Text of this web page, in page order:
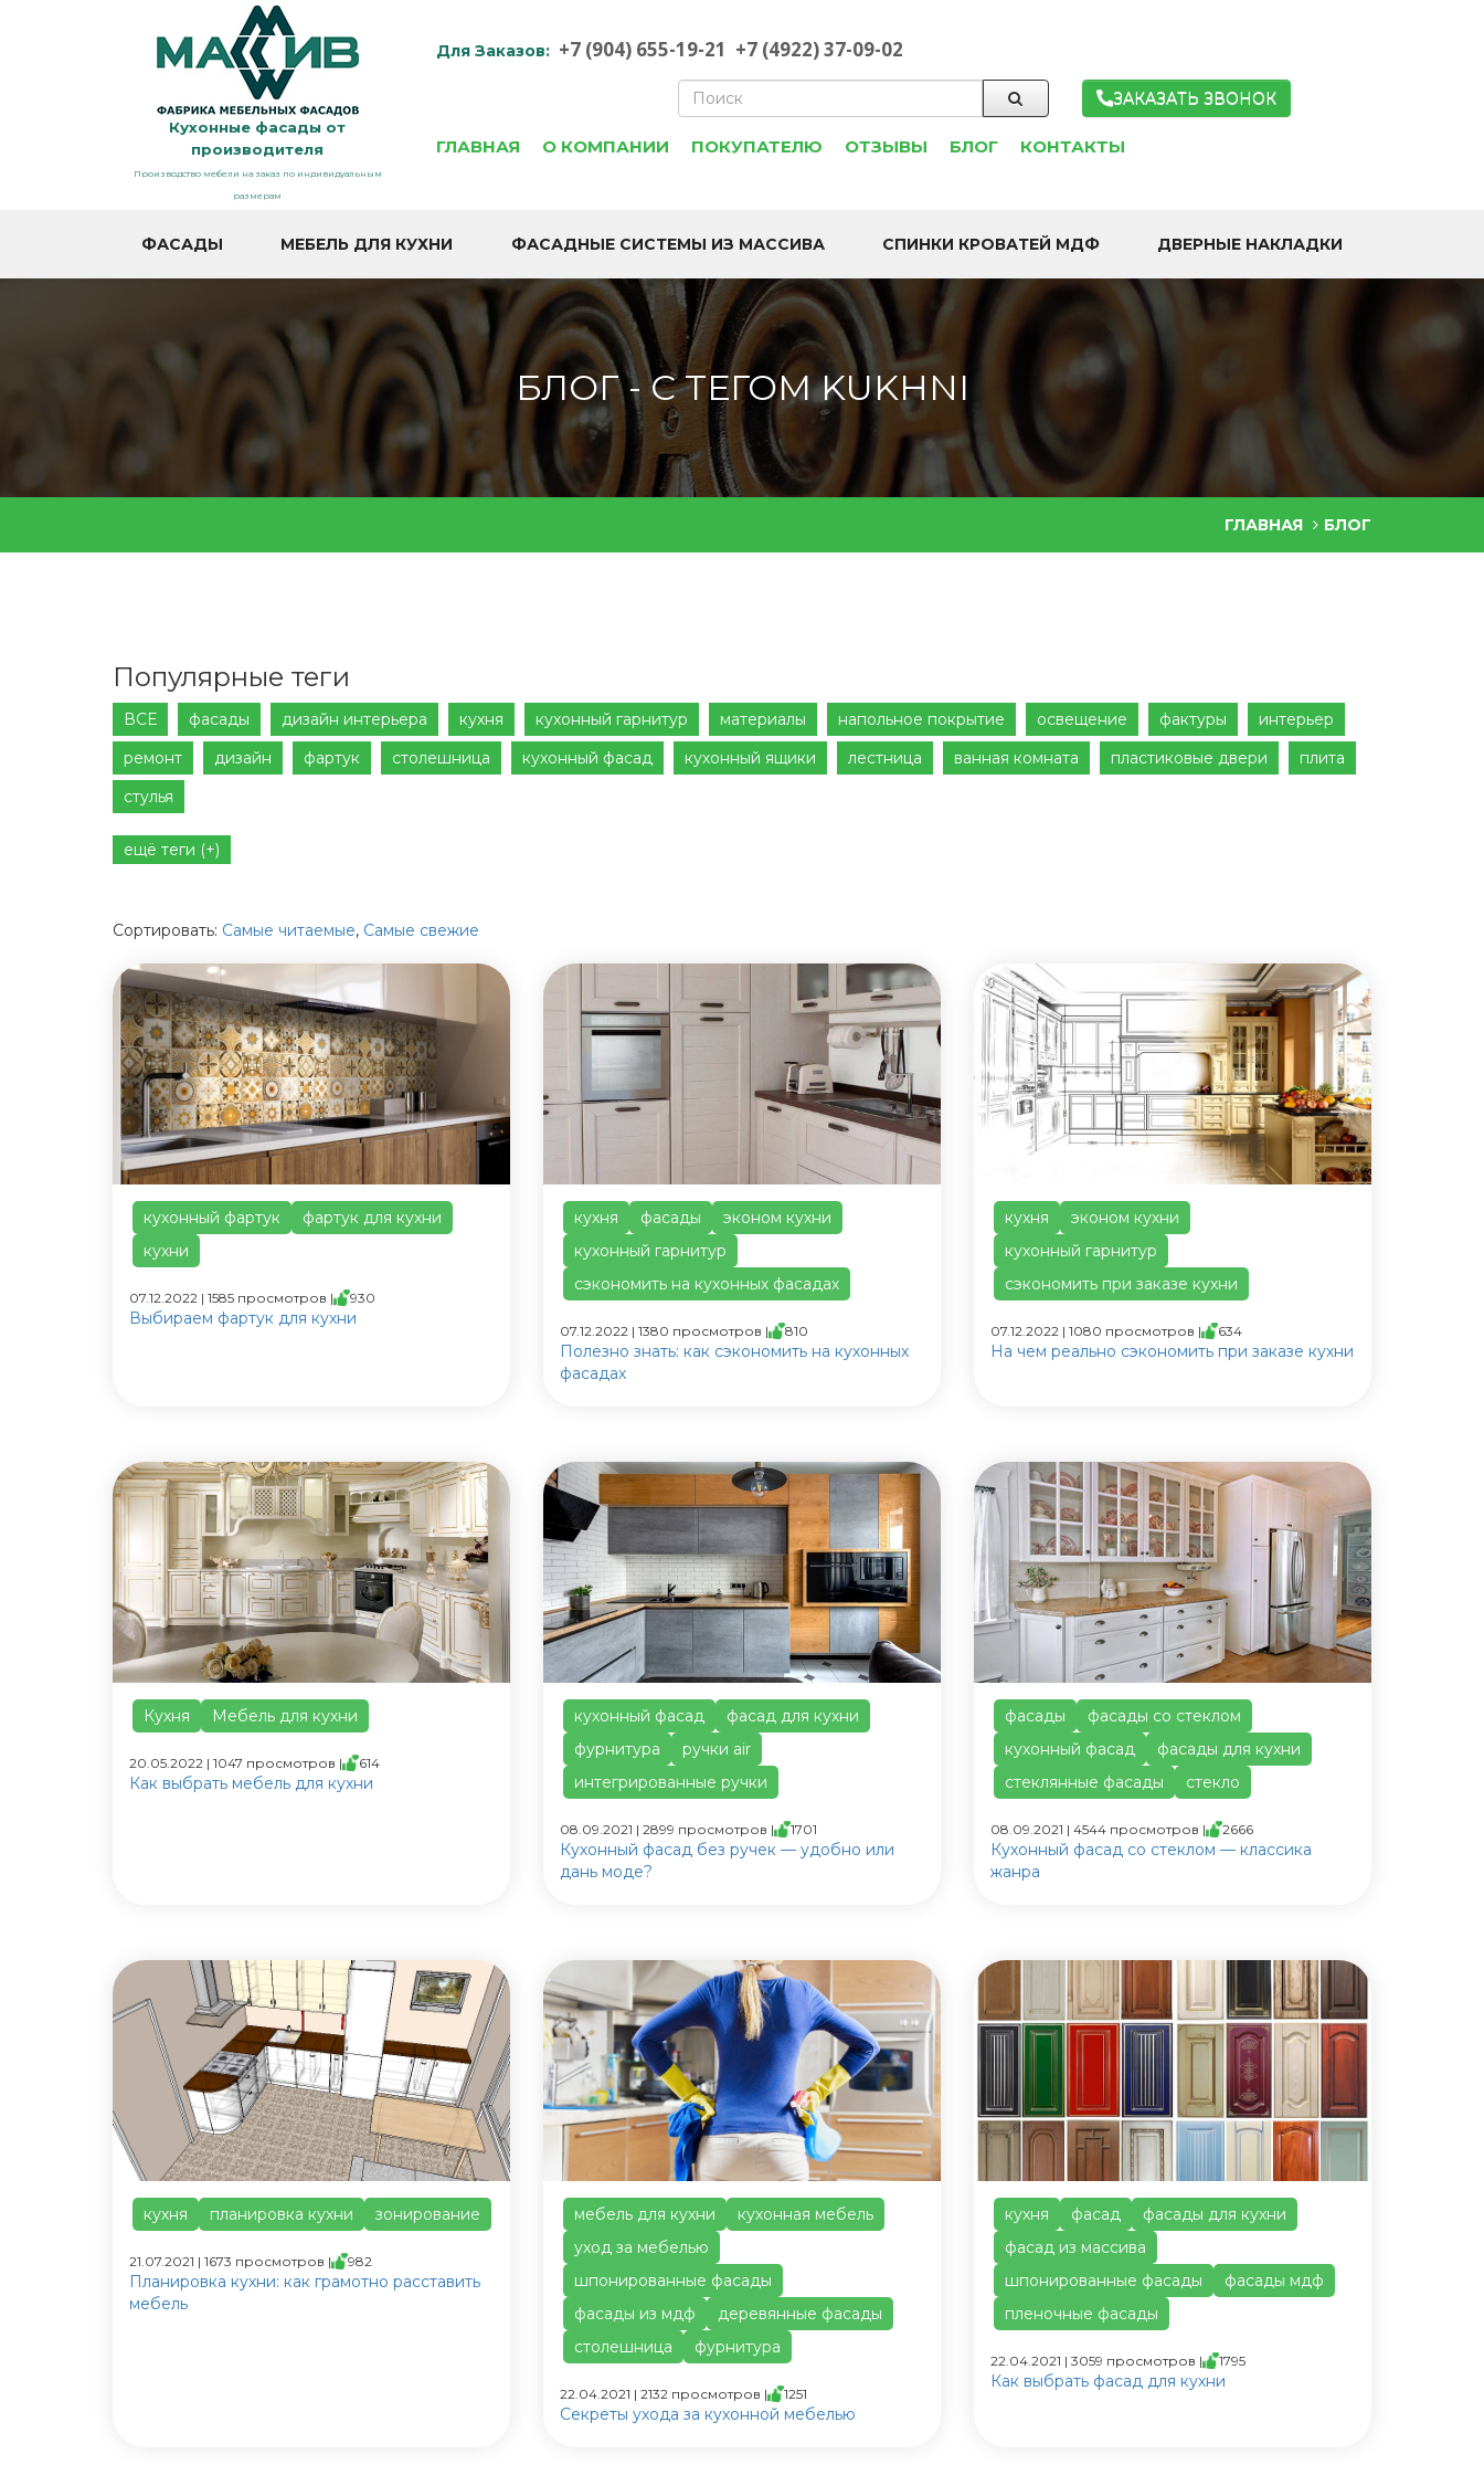
Кухонные фасады от
производителя
Производство мебели на заказ по индивидуальным
размерам
Для Заказов: +7 (904) 655-19-21 +7 (4922) 37-09-02
ЗАКАЗАТЬ ЗВОНОК
ГЛАВНАЯ О КОМПАНИИ ПОКУПАТЕЛЮ ОТЗЫВЫ БЛОГ КОНТАКТЫ
ФАСАДЫ МЕБЕЛЬ ДЛЯ КУХНИ ФАСАДНЫЕ СИСТЕМЫ ИЗ МАССИВА СПИНКИ КРОВАТЕЙ МДФ ДВЕРНЫЕ НАКЛАДКИ
БЛОГ - С ТЕГОМ KUKHNI
ГЛАВНАЯ БЛОГ
Популярные теги
ВСЕ фасады дизайн интерьера кухня кухонный гарнитур материалы напольное покрытие освещение фактуры
интерьер
ремонт
дизайн фартук столешница кухонный фасад кухонный ящики лестница ванная комната пластиковые двери
плита
стулья
ещё теги (+)
Сортировать: Самые читаемые, Самые свежие
кухонный фартук
фартук для кухни
кухни
07.12.2022 | 1585 просмотров | 930
Выбираем фартук для кухни
кухня фасады
эконом кухни
кухонный гарнитур
сэкономить на кухонных фасадах
07.12.2022 | 1380 просмотров | 810
Полезно знать: как сэкономить на кухонных
фасадах
кухня
эконом кухни
кухонный гарнитур
сэкономить при заказе кухни
07.12.2022 | 1080 просмотров | 634
На чем реально сэкономить при заказе кухни
Кухня Мебель для кухни
20.05.2022 | 1047 просмотров | 614
Как выбрать мебель для кухни
кухонный фасад
фасад для кухни
фурнитура
ручки air
интегрированные ручки
08.09.2021 | 2899 просмотров | 1701
Кухонный фасад без ручек — удобно или
дань моде?
фасады
фасады со стеклом
кухонный фасад
фасады для кухни
стеклянные фасады
стекло
08.09.2021 | 4544 просмотров | 2666
Кухонный фасад со стеклом — классика
жанра
кухня планировка кухни зонирование
21.07.2021 | 1673 просмотров | 982
Планировка кухни: как грамотно расставить
мебель
мебель для кухни
кухонная мебель
уход за мебелью
шпонированные фасады
фасады из мдф
деревянные фасады
столешница
фурнитура
22.04.2021 | 2132 просмотров | 1251
Секреты ухода за кухонной мебелью
кухня фасад
фасады для кухни
фасад из массива
шпонированные фасады
фасады мдф
пленочные фасады
22.04.2021 | 3059 просмотров | 1795
Как выбрать фасад для кухни